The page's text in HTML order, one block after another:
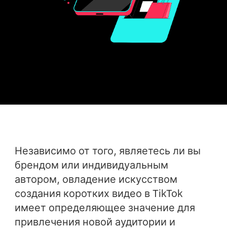
Независимо от того, являетесь ли вы
брендом или индивидуальным
автором, овладение искусством
создания коротких видео в TikTok
имеет определяющее значение для
привлечения новой аудитории и